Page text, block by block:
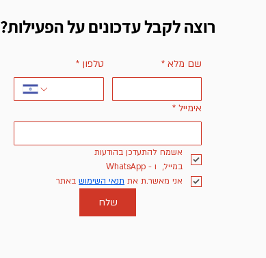
רוצה לקבל עדכונים על הפעילות?
שם מלא * טלפון *
אימייל *
אשמח להתעדכן בהודעות
במייל,  ו - WhatsApp
אני מאשר.ת את תנאי השימוש באתר
שלח